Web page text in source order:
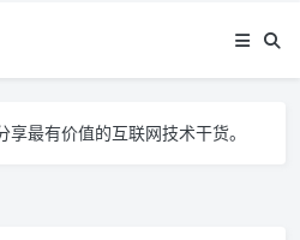
最有价值的互联网技术干货。